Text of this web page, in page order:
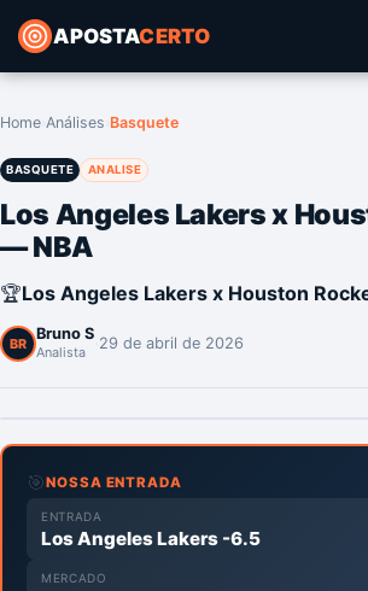
APOSTACERTO
Home Análises Basquete
BASQUETE ANALISE
Los Angeles Lakers x
— NBA
🏆Los Angeles Lakers x Houston
BR
Bruno S
Analista 29 de abril de 2026
🎯NOSSA ENTRADA
ENTRADA
Los Angeles Lakers -6.5
MERCADO